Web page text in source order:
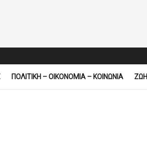
ΠΟΛΙΤΙΚΗ – ΟΙΚΟΝΟΜΙΑ – ΚΟΙΝΩΝΙΑ ΖΩΗ